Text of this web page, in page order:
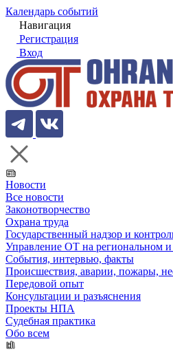
Календарь событий
Навигация
Регистрация
Вход
Новости
Все новости
Законотворчество
Охрана труда
Государственный надзор и
Управление ОТ на региональном
События, интервью, факты
Происшествия, аварии, пожары,
Передовой опыт
Консультации и разъяснения
Проекты НПА
Судебная практика
Обо всем